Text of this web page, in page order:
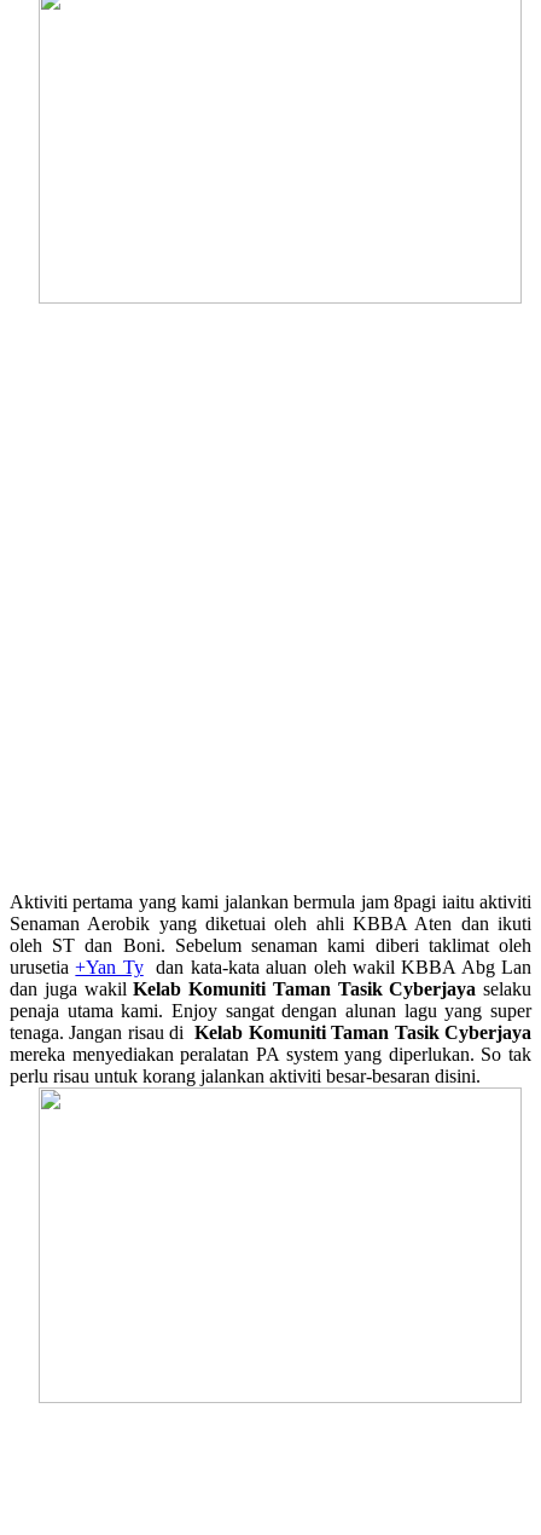
Aktiviti pertama yang kami jalankan bermula jam 8pagi iaitu aktiviti
Senaman Aerobik yang diketuai oleh ahli KBBA Aten dan ikuti
oleh ST dan Boni. Sebelum senaman kami diberi taklimat oleh
urusetia+Yan Tydan kata-kata aluan oleh wakil KBBA Abg Lan
dan juga wakilKelab Komuniti Taman Tasik Cyberjaya selaku
penaja utama kami. Enjoy sangat dengan alunan lagu yang super
tenaga. Jangan risau di Kelab Komuniti Taman Tasik Cyberjaya
mereka menyediakan peralatan PA system yang diperlukan. So tak
perlu risau untuk korang jalankan aktiviti besar-besaran disini.